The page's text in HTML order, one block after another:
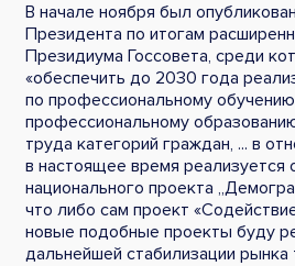
В начале ноября был
Президента по итогам
Президиума Госсовета, среди
«обеспечить до 2030 года
по профессиональному
профессиональному
труда категорий граждан, ... в
в настоящее время реализуется
национального проекта
что либо сам проект
новые подобные проекты буду
дальнейшей стабилизации рынка